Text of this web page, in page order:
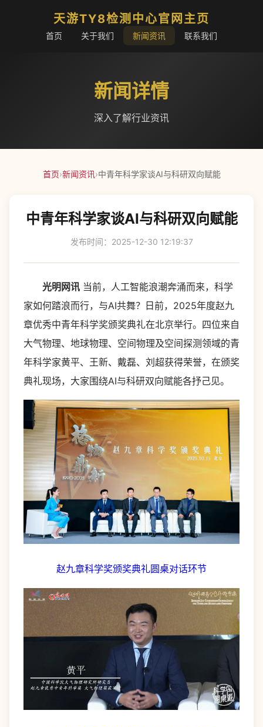
天游TY8检测中心官网主页
首页 关于我们 新闻资讯 联系我们
新闻详情
深入了解行业资讯
首页›新闻资讯›中青年科学家谈AI与科研双向赋能
中青年科学家谈AI与科研双向赋能
发布时间：2025-12-30 12:19:37
光明网讯 当前，人工智能浪潮奔涌而来，科学
家如何踏浪而行，与AI共舞？日前，2025年度赵九
章优秀中青年科学奖颁奖典礼在北京举行。四位来自
大气物理、地球物理、空间物理及空间探测领域的青
年科学家黄平、王新、戴磊、刘超获得荣誉，在颁奖
典礼现场，大家围绕AI与科研双向赋能各抒己见。
赵九章科学奖颁奖典礼圆桌对话环节